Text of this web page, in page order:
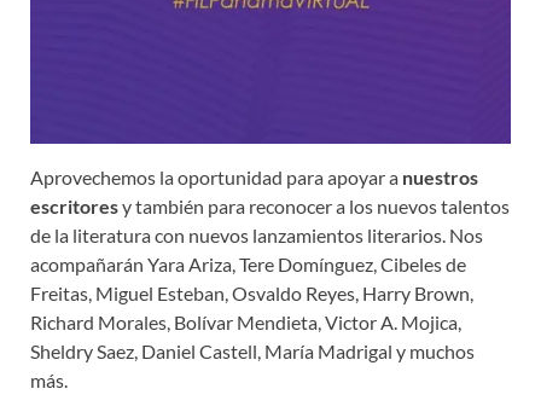
Aprovechemos la oportunidad para apoyar a nuestros
escritoresy también para reconocer a los nuevos talentos
de la literatura con nuevos lanzamientos literarios. Nos
acompañarán Yara Ariza, Tere Domínguez, Cibeles de
Freitas, Miguel Esteban, Osvaldo Reyes, Harry Brown,
Richard Morales, Bolívar Mendieta, Victor A. Mojica,
Sheldry Saez, Daniel Castell, María Madrigal y muchos
más.